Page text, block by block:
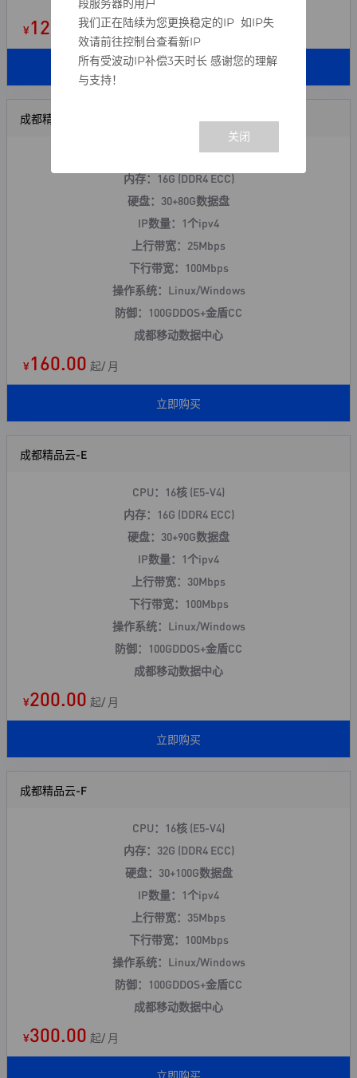
¥120.00 起/ 月
立即购买
成都精品云-D
CPU：8核 (E5-V4)
内存：16G (DDR4 ECC)
硬盘：30+80G数据盘
IP数量：1个ipv4
上行带宽：25Mbps
下行带宽：100Mbps
操作系统：Linux/Windows
防御：100GDDOS+金盾CC
成都移动数据中心
¥160.00 起/ 月
立即购买
成都精品云-E
CPU：16核 (E5-V4)
内存：16G (DDR4 ECC)
硬盘：30+90G数据盘
IP数量：1个ipv4
上行带宽：30Mbps
下行带宽：100Mbps
操作系统：Linux/Windows
防御：100GDDOS+金盾CC
成都移动数据中心
¥200.00 起/ 月
立即购买
成都精品云-F
CPU：16核 (E5-V4)
内存：32G (DDR4 ECC)
硬盘：30+100G数据盘
IP数量：1个ipv4
上行带宽：35Mbps
下行带宽：100Mbps
操作系统：Linux/Windows
防御：100GDDOS+金盾CC
成都移动数据中心
¥300.00 起/ 月
立即购买
段服务器的用户
我们正在陆续为您更换稳定的IP 如IP失
效请前往控制台查看新IP
所有受波动IP补偿3天时长 感谢您的理解
与支持！